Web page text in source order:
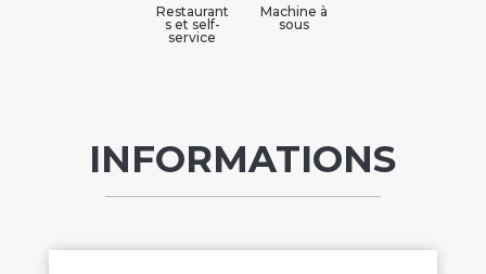
Restaurant
s et self-
service
Machine à
sous
INFORMATIONS